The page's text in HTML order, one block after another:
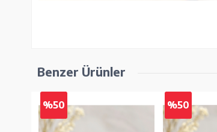
Benzer Ürünler
%50 %50